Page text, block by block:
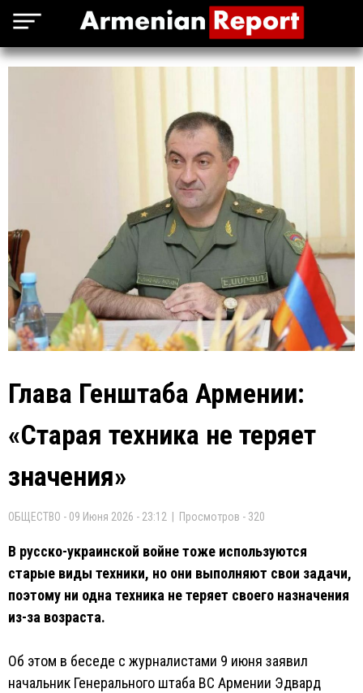
Глава Генштаба Армении:
«Старая техника не теряет
значения»
ОБЩЕСТВО - 09 Июня 2026 - 23:12 | Просмотров - 320
В русско-украинской войне тоже используются
старые виды техники, но они выполняют свои задачи,
поэтому ни одна техника не теряет своего назначения
из-за возраста.
Об этом в беседе с журналистами 9 июня заявил
начальник Генерального штаба ВС Армении Эдвард